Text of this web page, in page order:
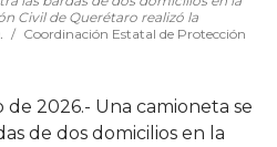
Civil de Querétaro realizó la
Coordinación Estatal de Protección
2026.- Una camioneta se
de dos domicilios en la